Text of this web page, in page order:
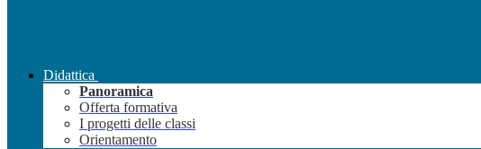
Didattica
Panoramica
Offerta formativa
I progetti delle classi
Orientamento